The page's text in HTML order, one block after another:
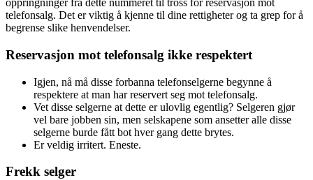
oppringninger fra dette nummeret til tross for reservasjon mot
telefonsalg. Det er viktig å kjenne til dine rettigheter og ta grep for å
begrense slike henvendelser.
Reservasjon mot telefonsalg ikke respektert
Igjen, nå må disse forbanna telefonselgerne begynne å
respektere at man har reservert seg mot telefonsalg.
Vet disse selgerne at dette er ulovlig egentlig? Selgeren gjør
vel bare jobben sin, men selskapene som ansetter alle disse
selgerne burde fått bot hver gang dette brytes.
Er veldig irritert. Eneste.
Frekk selger